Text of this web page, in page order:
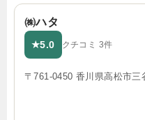
㈱ハタ
★5.0 クチコミ 3件
〒761-0450 香川県高松市三